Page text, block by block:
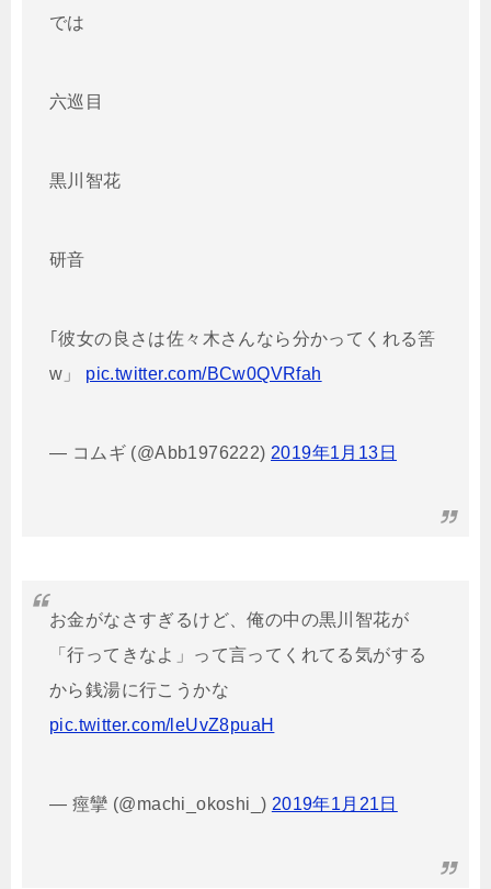
では
六巡目
黒川智花
研音
｢彼女の良さは佐々木さんなら分かってくれる筈
w」 pic.twitter.com/BCw0QVRfah
— コムギ (@Abb1976222) 2019年1月13日
お金がなさすぎるけど、俺の中の黒川智花が
「行ってきなよ」って言ってくれてる気がする
から銭湯に行こうかな
pic.twitter.com/leUvZ8puaH
— 痙攣 (@machi_okoshi_) 2019年1月21日